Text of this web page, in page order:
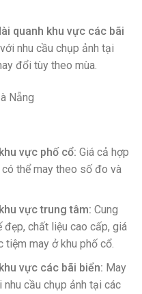
quanh khu vực các bãi
nhu cầu chụp ảnh tại
đổi tùy theo mùa.
vực phố cổ: Giá cả hợp
có thể may theo số đo và
vực trung tâm: Cung
chất liệu cao cấp, giá
tiệm may ở khu phố cổ.
vực các bãi biển: May
cầu chụp ảnh tại các